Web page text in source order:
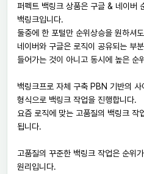
퍼펙트 백링크 상품은 구글 & 네이버
백링크입니다.
둘중에 한 포털만 순위상승을 원하셔
네이버와 구글은 로직이 공유되는 부
들어가는 것이 아니고 동시에 높은 순
백링크프로 자체 구축 PBN 기반의
형식으로 백링크 작업을 진행합니다.
요즘 로직에 맞는 고품질의 백링크 작
됩니다.
고품질의 꾸준한 백링크 작업은 순위
원리입니다.